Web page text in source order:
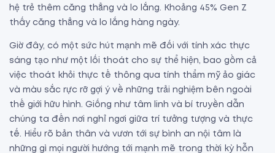
hệ trẻ thêm căng thẳng và lo lắng. Khoảng 45% Gen Z
thấy căng thẳng và lo lắng hàng ngày.
Giờ đây, có một sức hút mạnh mẽ đối với tính xác thực
sáng tạo như một lối thoát cho sự thể hiện, bao gồm cả
việc thoát khỏi thực tế thông qua tính thẩm mỹ ảo giác
và màu sắc rực rỡ gợi ý về những trải nghiệm bên ngoài
thế giới hữu hình. Giống như tâm linh và bí truyền dẫn
chúng ta đến nơi nghỉ ngơi giữa trí tưởng tượng và thực
tế. Hiểu rõ bản thân và vươn tới sự bình an nội tâm là
những gì mọi người hướng tới mạnh mẽ trong thời kỳ hỗn